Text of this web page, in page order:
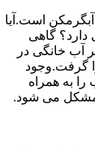
است.آیا
دارد؟ گاهی
آب خانگی در
گرفت.وجود
به همراه
مشکل می شود.